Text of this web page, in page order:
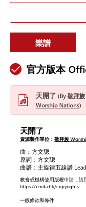
樂譜
官方版本
天開了 By敬拜族
Worship Nations
天開了
資源製作單位：敬拜族
曲：方文聰
原詞：方文聰
曲譜：主旋律五線譜
教會或機構使用版權申請，請
https://cmda.hk/copyrights
一般條款和條件